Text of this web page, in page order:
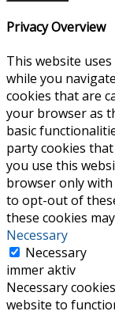
Privacy Overview
This website
while you
cookies that are
your browser as
basic
party cookies
you use this
browser only
to opt-out of
these cookies
Necessary
Necessary
immer aktiv
Necessary
website to